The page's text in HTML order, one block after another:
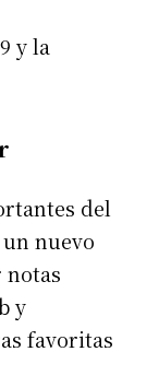
y la
del
nuevo
y
favoritas